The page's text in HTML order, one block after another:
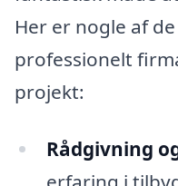
Her er nogle af
professionelt
projekt:
Rådgivning